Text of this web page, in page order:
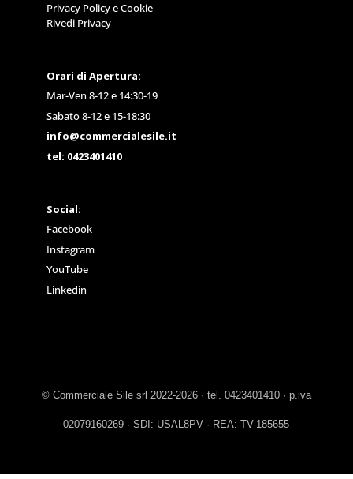
Privacy PolicyeCookie
Rivedi Privacy
Orari di Apertura:
Mar-Ven 8-12 e 14:30-19
Sabato 8-12 e 15-18:30
info@commercialesile.it
tel: 0423401410
Social:
Facebook
Instagram
YouTube
Linkedin
© Commerciale Sile srl 2022-2026 · tel. 0423401410 · p.iva
02079160269 · SDI: USAL8PV · REA: TV-185655